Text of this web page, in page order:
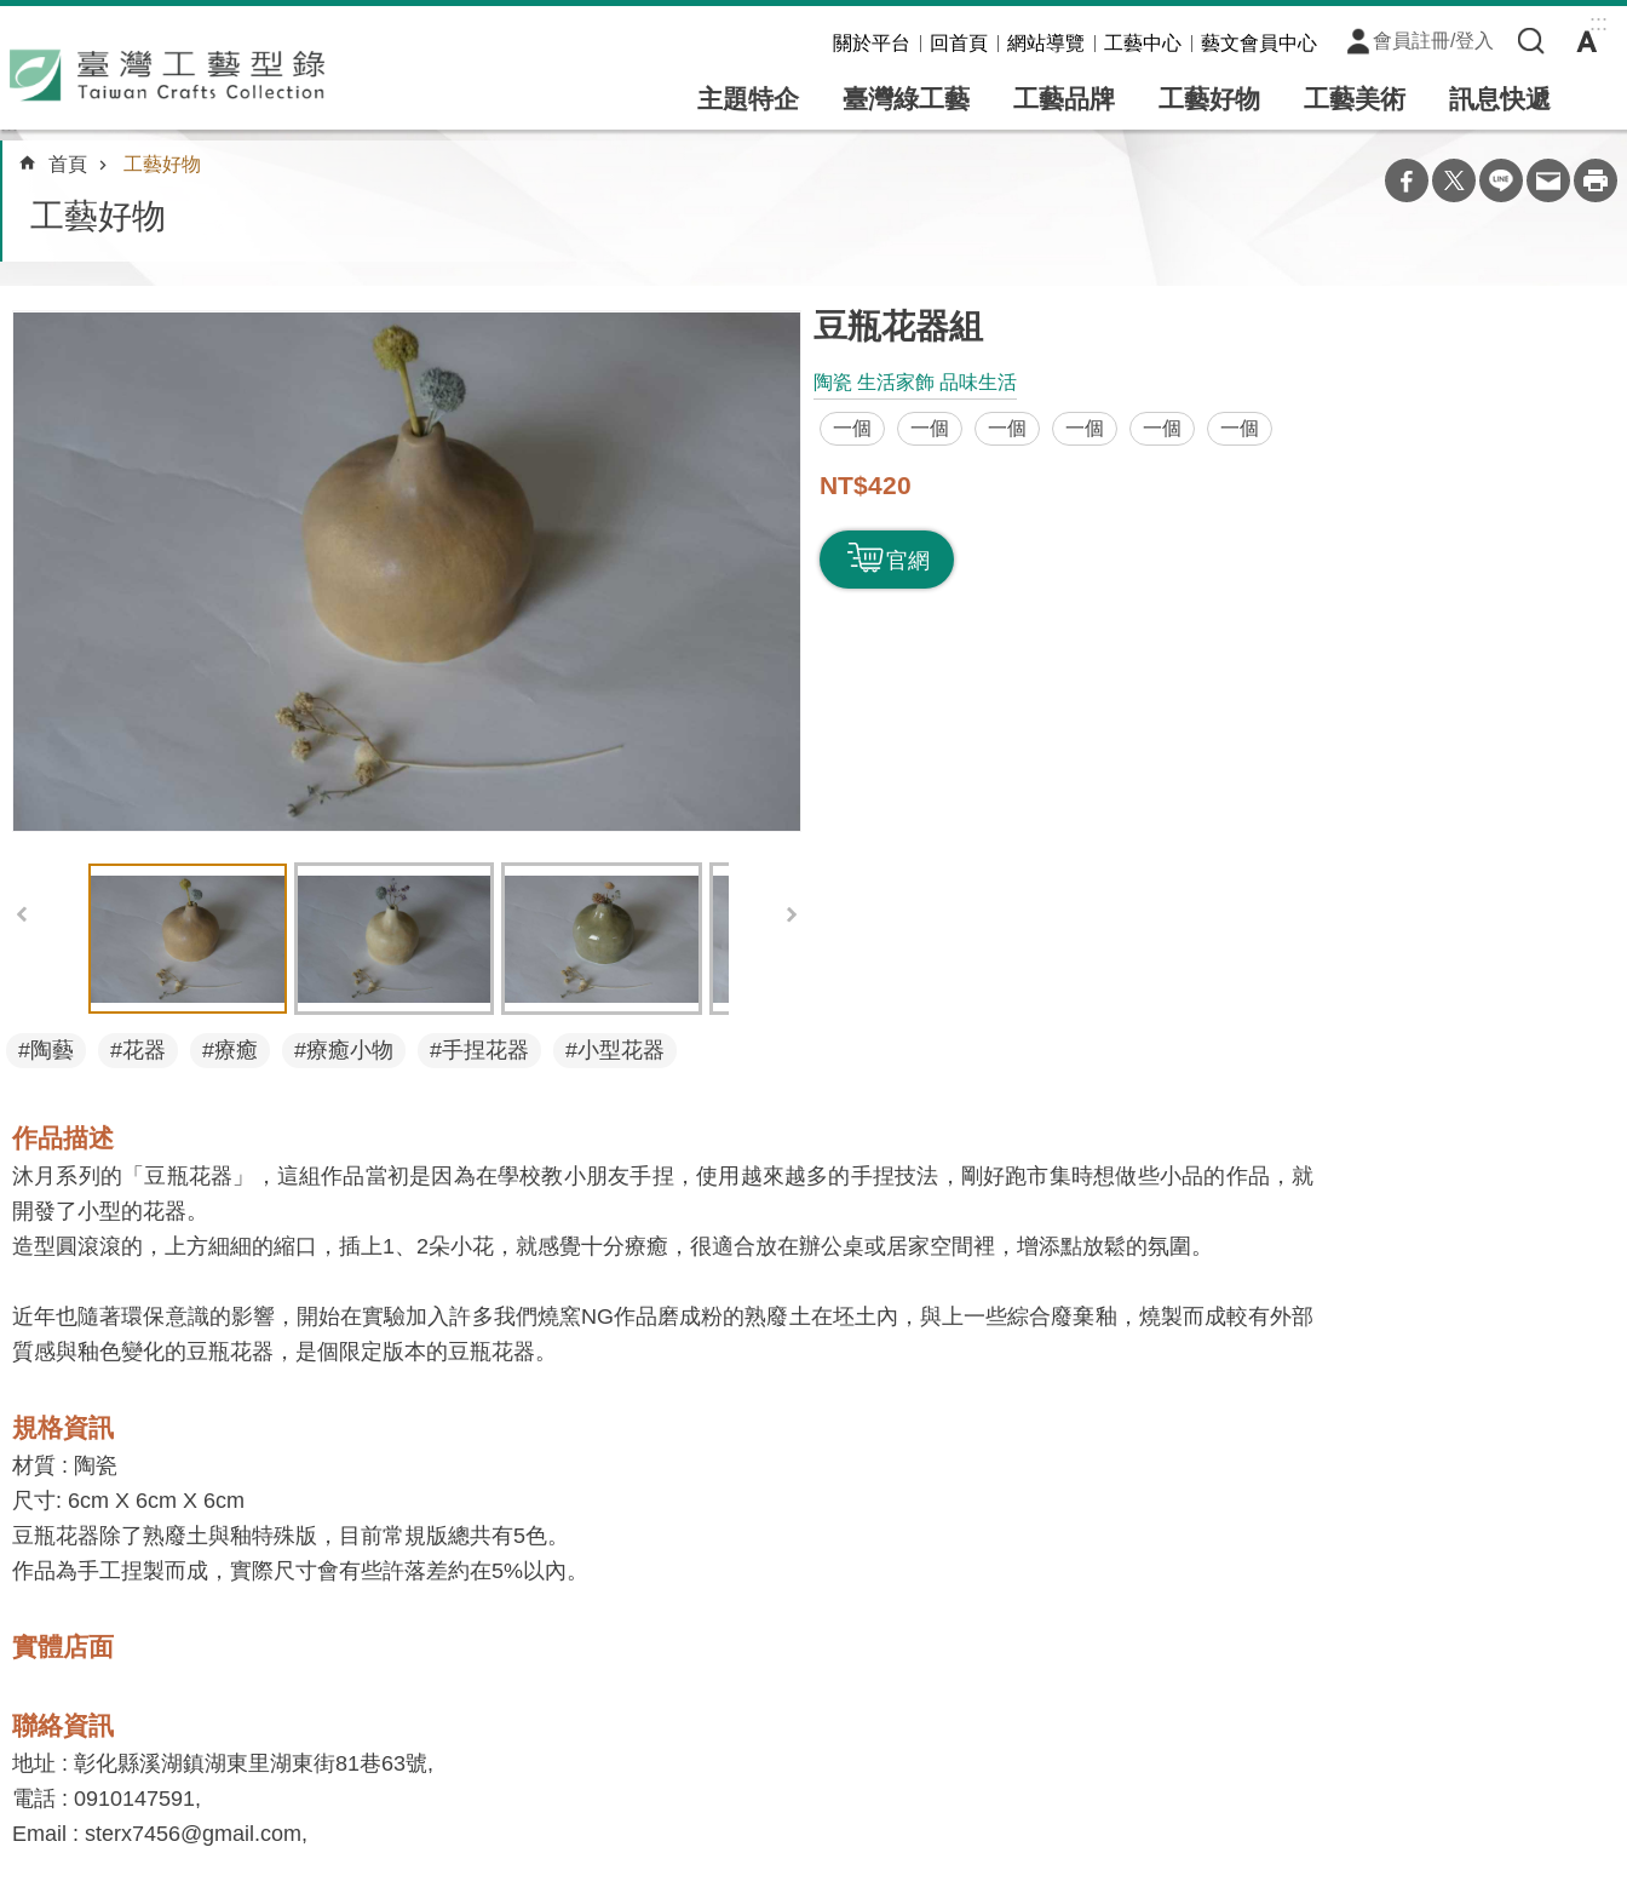
:::
關於平台 回首頁 網站導覽 工藝中心 藝文會員中心 會員註冊/登入
主題特企 臺灣綠工藝 工藝品牌 工藝好物 工藝美術 訊息快遞
:::
首頁 工藝好物
工藝好物
豆瓶花器組
陶瓷 生活家飾 品味生活
一個 一個 一個 一個 一個 一個
NT$420
官網
#陶藝 #花器 #療癒 #療癒小物 #手捏花器 #小型花器
作品描述
沐月系列的「豆瓶花器」，這組作品當初是因為在學校教小朋友手捏，使用越來越多的手捏技法，剛好跑市集時想做些小品的作品，就
開發了小型的花器。
造型圓滾滾的，上方細細的縮口，插上1、2朵小花，就感覺十分療癒，很適合放在辦公桌或居家空間裡，增添點放鬆的氛圍。
近年也隨著環保意識的影響，開始在實驗加入許多我們燒窯NG作品磨成粉的熟廢土在坯土內，與上一些綜合廢棄釉，燒製而成較有外部
質感與釉色變化的豆瓶花器，是個限定版本的豆瓶花器。
規格資訊
材質 : 陶瓷
尺寸: 6cm X 6cm X 6cm
豆瓶花器除了熟廢土與釉特殊版，目前常規版總共有5色。
作品為手工捏製而成，實際尺寸會有些許落差約在5%以內。
實體店面
聯絡資訊
地址 : 彰化縣溪湖鎮湖東里湖東街81巷63號,
電話 : 0910147591,
Email : sterx7456@gmail.com,